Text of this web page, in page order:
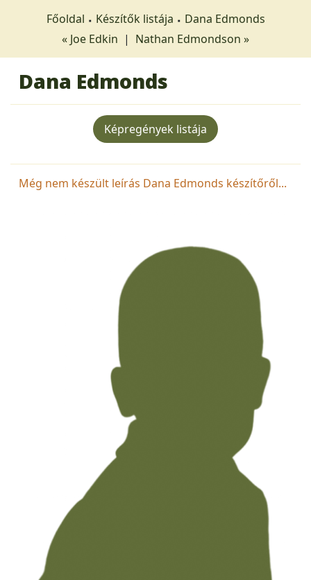
Főoldal Készítők listája
Dana Edmonds
« Joe Edkin | Nathan Edmondson »
Dana Edmonds
Képregények listája
Még nem készült leírás Dana Edmonds készítőről...